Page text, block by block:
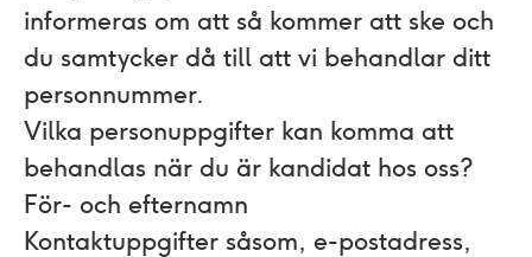
informeras om att så kommer att ske och
du samtycker då till att vi behandlar ditt
personnummer.
Vilka personuppgifter kan komma att
behandlas när du är kandidat hos oss?
För- och efternamn
Kontaktuppgifter såsom, e-postadress,